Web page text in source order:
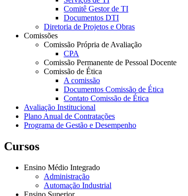
Comitê Gestor de TI
Documentos DTI
Diretoria de Projetos e Obras
Comissões
Comissão Própria de Avaliação
CPA
Comissão Permanente de Pessoal Docente
Comissão de Ética
A comissão
Documentos Comissão de Ética
Contato Comissão de Ética
Avaliação Institucional
Plano Anual de Contratações
Programa de Gestão e Desempenho
Cursos
Ensino Médio Integrado
Administração
Automação Industrial
Ensino Superior